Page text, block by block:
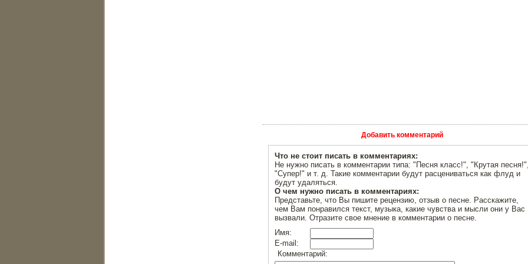
Добавить комментарий
Что не стоит писать в комментариях:
Не нужно писать в комментарии типа: "Песня класс!", "Крутая
"Супер!" и т. д. Такие комментарии будут расцениваться как флуд и
будут удаляться.
О чем нужно писать в комментариях:
Представьте, что Вы пишите рецензию, отзыв о песне. Расскажите,
чем Вам понравился текст, музыка, какие чувства и мысли они у Вас
вызвали. Отразите свое мнение в комментарии о песне.
Имя:
E-mail:
Комментарий: